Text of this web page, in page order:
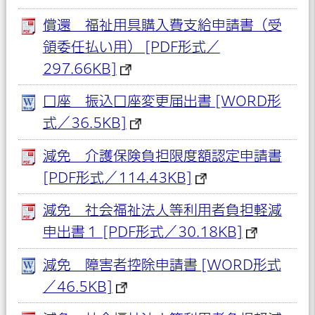
償還 福祉用具購入費支給申請書（受
領委任払い用） [PDF形式／
297.66KB]
口座 振込口座変更届出書 [WORD形
式／36.5KB]
減免 介護保険負担限度額認定申請書
[PDF形式／114.43KB]
減免 社会福祉法人等利用者負担軽減
申出書１ [PDF形式／30.18KB]
減免 障害者控除申請書 [WORD形式
／46.5KB]